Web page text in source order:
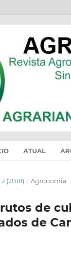
ATUAL
(2018) / Agronomia
de
de